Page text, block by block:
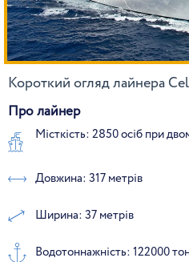
Короткий огляд лайнера
Про лайнер
Місткість: 2850 осіб при
Довжина: 317 метрів
Ширина: 37 метрів
Водотоннажність: 122000